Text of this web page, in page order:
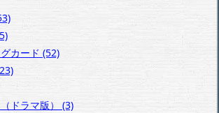
カード (52)
ドラマ版） (3)